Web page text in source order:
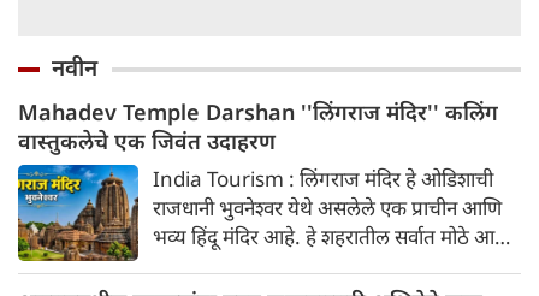
नवीन
Mahadev Temple Darshan ''लिंगराज मंदिर'' कलिंग
वास्तुकलेचे एक जिवंत उदाहरण
India Tourism : लिंगराज मंदिर हे ओडिशाची
राजधानी भुवनेश्वर येथे असलेले एक प्राचीन आणि
भव्य हिंदू मंदिर आहे. हे शहरातील सर्वात मोठे आणि